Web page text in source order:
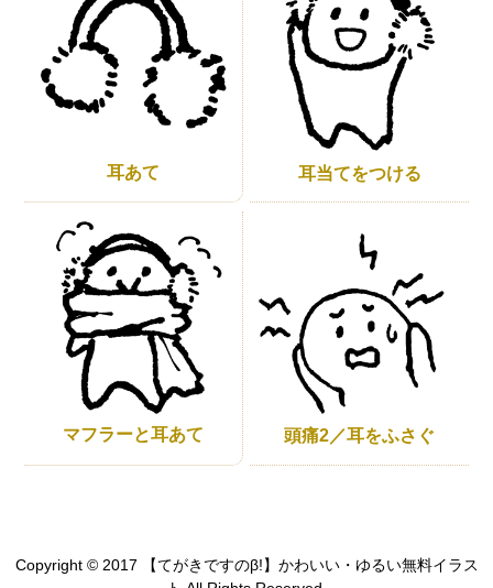
耳あて 耳当てをつける
マフラーと耳あて 頭痛2／耳をふさぐ
Copyright © 2017 【てがきですのβ!】かわいい・ゆるい無料イラス